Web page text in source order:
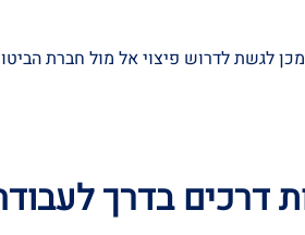
לגשת לדרוש פיצוי אל מול חברת
דרכים בדרך